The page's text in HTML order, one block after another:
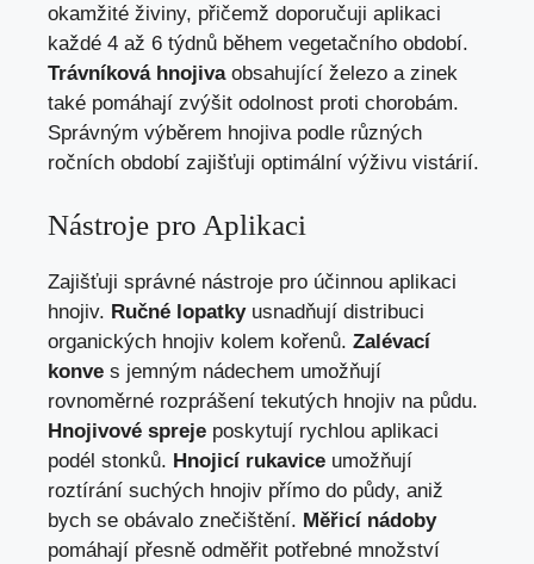
okamžité živiny, přičemž doporučuji aplikaci
každé 4 až 6 týdnů během vegetačního období.
Trávníková hnojivaobsahující železo a zinek
také pomáhají zvýšit odolnost proti chorobám.
Správným výběrem hnojiva podle různých
ročních období zajišťuji optimální výživu vistárií.
Nástroje pro Aplikaci
Zajišťuji správné nástroje pro účinnou aplikaci
hnojiv. Ručné lopatkyusnadňují distribuci
organických hnojiv kolem kořenů. Zalévací
konve s jemným nádechem umožňují
rovnoměrné rozprášení tekutých hnojiv na půdu.
Hnojivové spreje poskytují rychlou aplikaci
podél stonků. Hnojicí rukavice umožňují
roztírání suchých hnojiv přímo do půdy, aniž
bych se obávalo znečištění. Měřicí nádoby
pomáhají přesně odměřit potřebné množství